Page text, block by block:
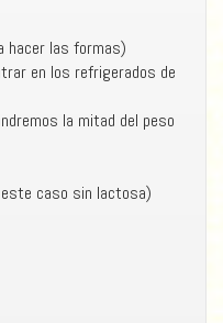
hacer las formas)
en los refrigerados de
la mitad del peso
caso sin lactosa)